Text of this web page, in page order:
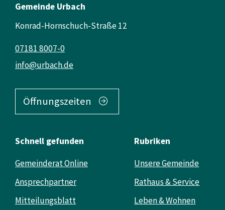
Gemeinde Urbach
Konrad-Hornschuch-Straße 12
info@urbach.de
07181 8007-0
Öffnungszeiten
Schnell gefunden
Gemeinderat Online
Ansprechpartner
Mitteilungsblatt
Rubriken
Unsere Gemeinde
Rathaus & Service
Leben & Wohnen